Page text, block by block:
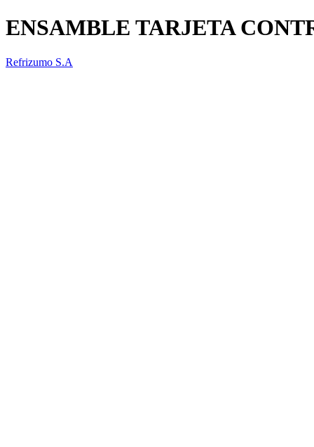
ENSAMBLE TARJETA
Refrizumo S.A